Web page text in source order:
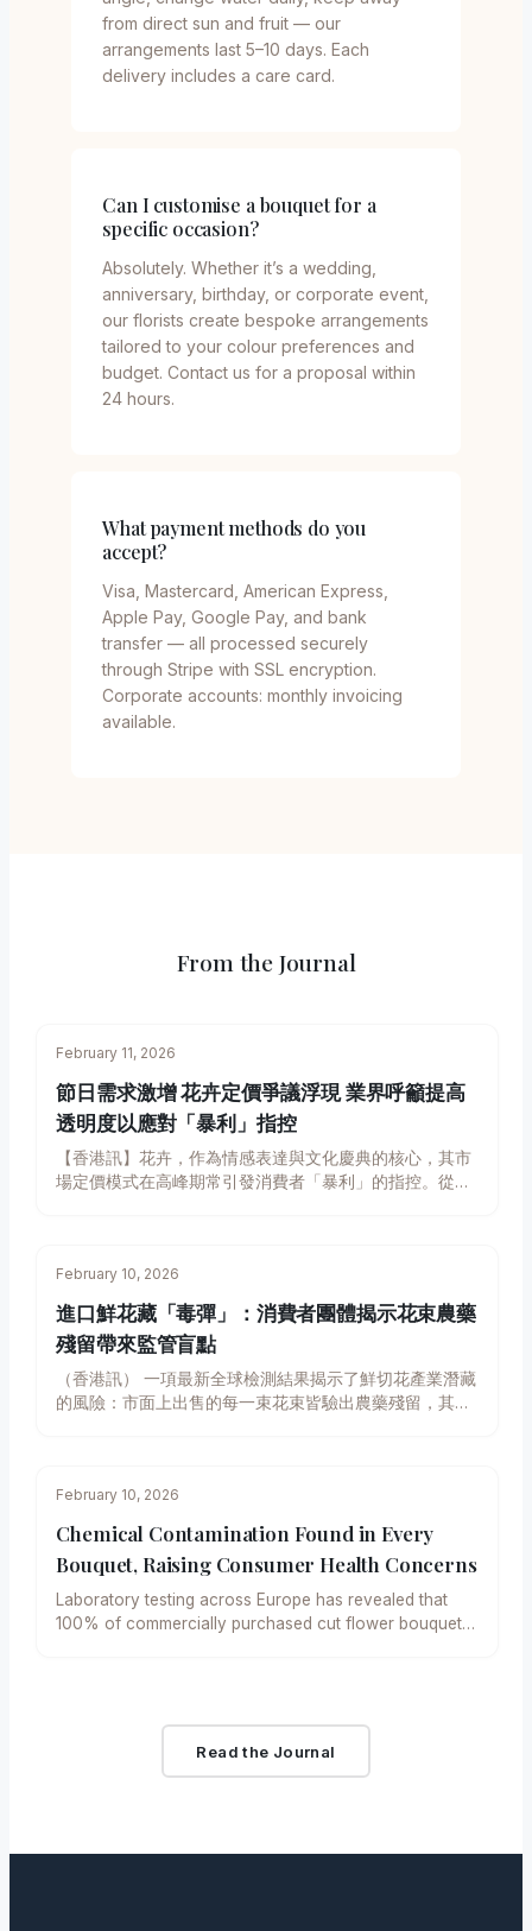
from direct sun and fruit — our
arrangements last 5–10 days. Each
delivery includes a care card.
Can I customise a bouquet for a
specific occasion?
Absolutely. Whether it’s a wedding,
anniversary, birthday, or corporate event,
our florists create bespoke arrangements
tailored to your colour preferences and
budget. Contact us for a proposal within
24 hours.
What payment methods do you
accept?
Visa, Mastercard, American Express,
Apple Pay, Google Pay, and bank
transfer — all processed securely
through Stripe with SSL encryption.
Corporate accounts: monthly invoicing
available.
From the Journal
February 11, 2026
節日需求激增 花卉定價爭議浮現 業界呼籲提高
透明度以應對「暴利」指控
【香港訊】花卉，作為情感表達與文化慶典的核心，其市
場定價模式在高峰期常引發消費者「暴利」的指控。從情
消費者權益團體與行業組織呼籲，應專注於提高定價透明
度和教育，以緩解這項長年存在的爭議，而非僅依賴難以
執行的政府干預。 情人節：年度價格爭議熱點 情人節無
疑是花卉業界最受矚目的年度爭議點。每年此時，從澳洲
到美國的消費者普遍抱怨玫瑰價格出現三到四倍不等的漲
幅。例如，2019年英國消費者組織記錄顯示，一打玫瑰的
業部接獲數百宗投訴，指玫瑰單價從正常時期的20至30
解釋定價的花店，但由於行業結構分散，實際執行面臨巨
大困難。 危機時刻的道德考驗 當社區面臨悲劇時，花卉
館爆炸案發生後，雖然多數花店選擇捐贈或降價，但仍有
少數店家因在公眾哀悼期間維持高價或抬高價格而面臨批
庭需支付更高費用。儘管供應商聲稱供應鏈中斷是漲價的
主要原因，但消費者權益倡導者質疑，為何必要的悼念物
品在社區危機中仍須承受如此大的價格波動。 婚禮與文化
February 10, 2026
進口鮮花藏「毒彈」：消費者團體揭示花束農藥
殘留帶來監管盲點
（香港訊） 一項最新全球檢測結果揭示了鮮切花產業潛藏
的風險：市面上出售的每一束花束皆驗出農藥殘留，其中
真空」，促使業界呼籲立即針對全球花卉供應鏈的農藥使
用加強規範。 這次調查由法國歷史最悠久的消費者權益組
織UFC-Que Choisir牽頭，檢測了各大零售商的玫瑰、非
洲菊和菊花。實驗室分析結果令人震驚：每一束樣本均含
有化學污染物，部分花束甚至包含多達46種不同的農藥，
平均有近12種物質被列為潛在致癌物或內分泌干擾物。 花
際，揭露了鮮花產業與食品產業截然不同的監管標準。由
於消費者並不食用鮮切花，大多數國家對其農藥使用幾乎
者的家中。 檢測到的高風險化學物質包括多菌靈、因其發
February 10, 2026
Chemical Contamination Found in Every
Bouquet, Raising Consumer Health Concerns
Laboratory testing across Europe has revealed that
100% of commercially purchased cut flower bouquets
Read the Journal